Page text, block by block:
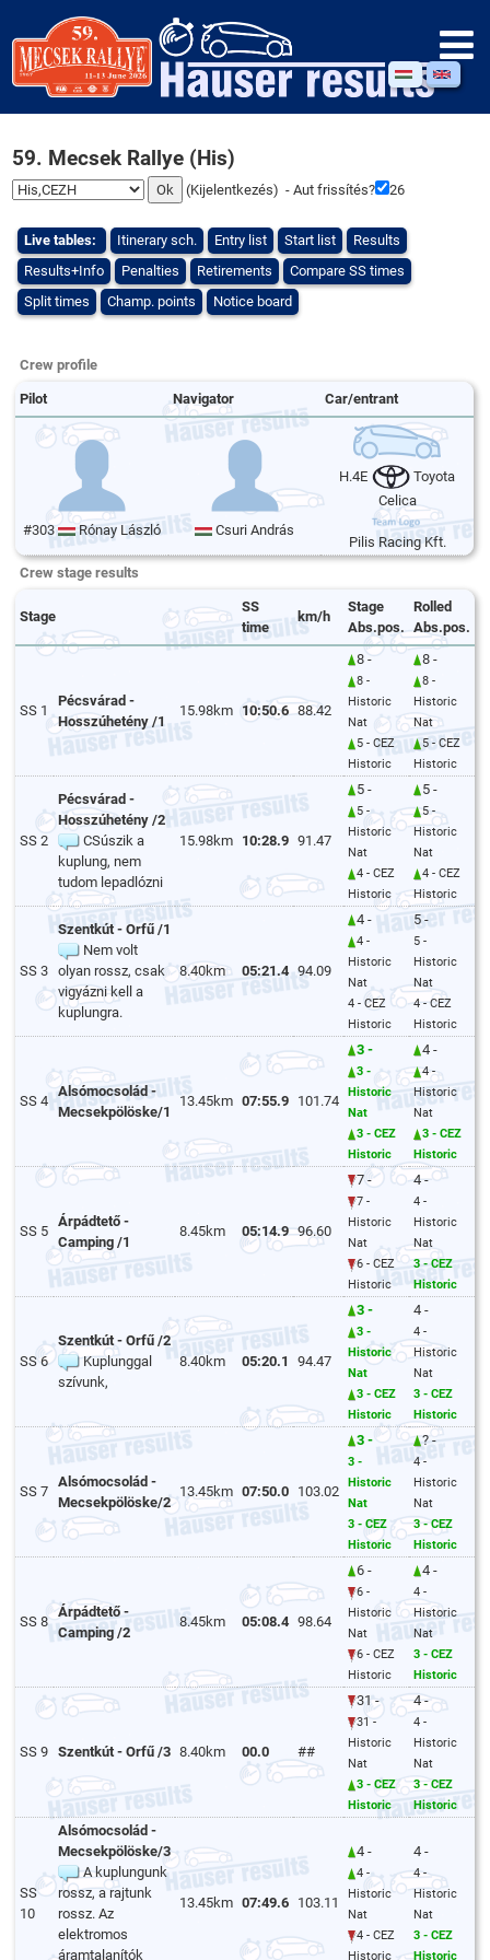
59. Mecsek Rallye (His)
(Kijelentkezés) - Aut frissítés? 25
Live tables: Itinerary sch. Entry list Start list
Results
Results+Info
Penalties Retirements
Compare SS times
Split times
Champ. points Notice board
Crew profile
Pilot Navigator Car/entrant
#303 Rónay László Csuri András
H.4E
Toyota
Celica
Pilis Racing Kft.
Crew stage results
Stage
SS
time
km/h
Stage
Abs.pos.
Rolled
Abs.pos.
SS 1
Pécsvárad -
Hosszúhetény /1
15.98km 10:50.6 88.42
8 -
8 -
Historic
Nat
5 - CEZ
Historic
8 -
8 -
Historic
Nat
5 - CEZ
Historic
SS 2
Pécsvárad -
Hosszúhetény /2
CSúszik a
kuplung, nem
tudom lepadlózni
15.98km 10:28.9 91.47
5 -
5 -
Historic
Nat
4 - CEZ
Historic
5 -
5 -
Historic
Nat
4 - CEZ
Historic
SS 3
Szentkút - Orfű /1
Nem volt
olyan rossz, csak
vigyázni kell a
kuplungra.
8.40km 05:21.4 94.09
4 -
4 -
Historic
Nat
4 - CEZ
Historic
5 -
5 -
Historic
Nat
4 - CEZ
Historic
SS 4
Alsómocsolád -
Mecsekpölöske/1
13.45km 07:55.9 101.74
3 -
3 -
Historic
Nat
3 - CEZ
Historic
4 -
4 -
Historic
Nat
3 - CEZ
Historic
SS 5
Árpádtető -
Camping /1
8.45km 05:14.9 96.60
7 -
7 -
Historic
Nat
6 - CEZ
Historic
4 -
4 -
Historic
Nat
3 - CEZ
Historic
SS 6
Szentkút - Orfű /2
Kuplunggal
szívunk,
8.40km 05:20.1 94.47
3 -
3 -
Historic
Nat
3 - CEZ
Historic
4 -
4 -
Historic
Nat
3 - CEZ
Historic
SS 7
Alsómocsolád -
Mecsekpölöske/2
13.45km 07:50.0 103.02
3 -
3 -
Historic
Nat
3 - CEZ
Historic
? -
4 -
Historic
Nat
3 - CEZ
Historic
SS 8
Árpádtető -
Camping /2
8.45km 05:08.4 98.64
6 -
6 -
Historic
Nat
6 - CEZ
Historic
4 -
4 -
Historic
Nat
3 - CEZ
Historic
SS 9 Szentkút - Orfű /3 8.40km 00.0 ##
31 -
31 -
Historic
Nat
3 - CEZ
Historic
4 -
4 -
Historic
Nat
3 - CEZ
Historic
SS
10
Alsómocsolád -
Mecsekpölöske/3
A kuplungunk
rossz, a rajtunk
rossz. Az
elektromos
áramtalanítók
13.45km 07:49.6 103.11
4 -
4 -
Historic
Nat
4 - CEZ
Historic
4 -
4 -
Historic
Nat
3 - CEZ
Historic